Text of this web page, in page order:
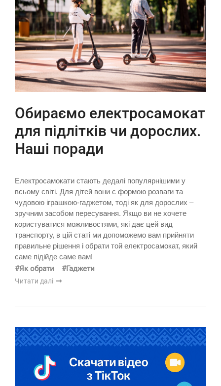
Обираємо електросамокат
для підлітків чи дорослих.
Наші поради
Електросамокати стають дедалі популярнішими у
всьому світі. Для дітей вони є формою розваги та
чудовою іграшкою-гаджетом, тоді як для дорослих –
зручним засобом пересування. Якщо ви не хочете
користуватися можливостями, які дає цей вид
транспорту, в цій статі ми допоможемо вам прийняти
правильне рішення і обрати той електросамокат, який
саме підійде саме вам!
#Як обрати #Гаджети
Читати далі